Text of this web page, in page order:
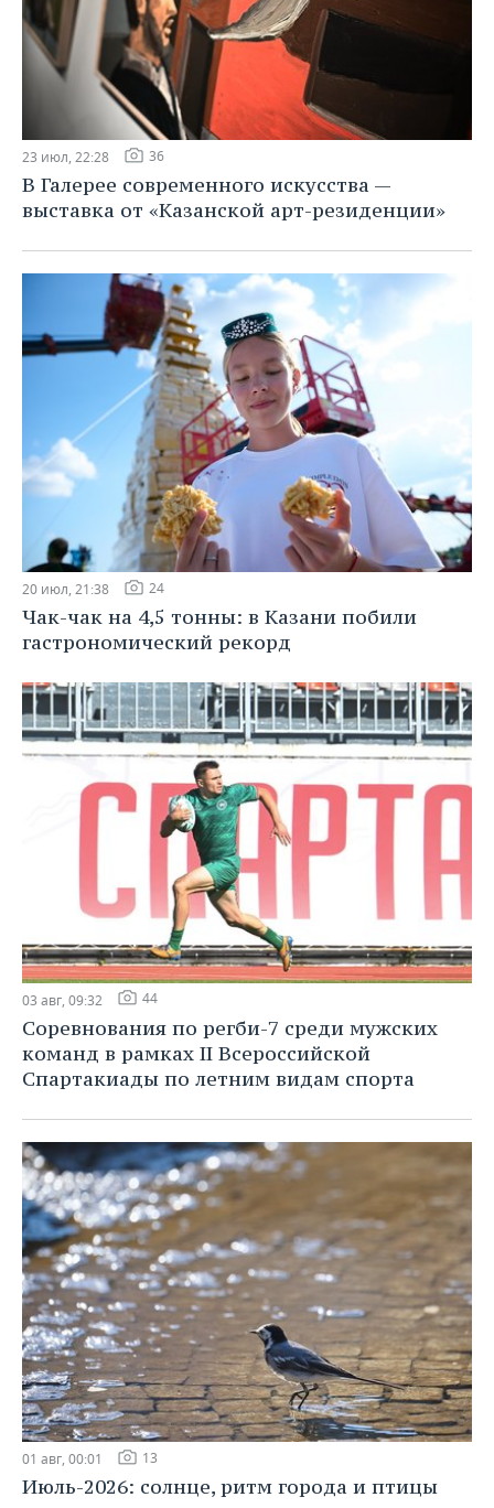
23 июл, 22:28 36
В Галерее современного искусства —
выставка от «Казанской арт-резиденции»
20 июл, 21:38 24
Чак-чак на 4,5 тонны: в Казани побили
гастрономический рекорд
03 авг, 09:32 44
Соревнования по регби-7 среди мужских
команд в рамках II Всероссийской
Спартакиады по летним видам спорта
01 авг, 00:01 13
Июль-2026: солнце, ритм города и птицы